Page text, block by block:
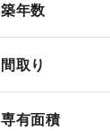
築年数
間取り
専有面積